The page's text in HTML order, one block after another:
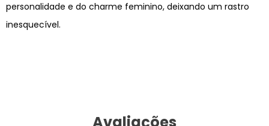
personalidade e do charme feminino, deixando um rastro
inesquecível.